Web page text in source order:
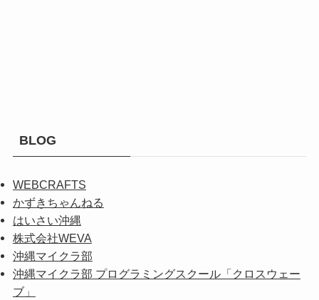
BLOG
WEBCRAFTS
かずきちゃんねる
はいさい沖縄
株式会社WEVA
沖縄マイクラ部
沖縄マイクラ部 プログラミングスクール「クロスウェー
ブ」